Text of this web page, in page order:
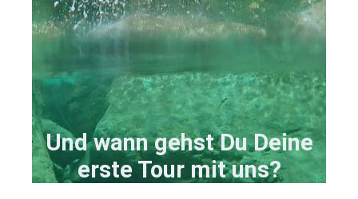
Und wann gehst Du Deine
erste Tour mit uns?